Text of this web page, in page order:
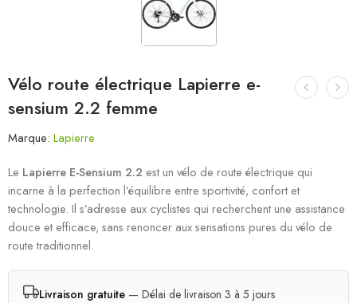
Vélo route électrique Lapierre e-
sensium 2.2 femme
Marque: Lapierre
Le Lapierre E-Sensium 2.2 est un vélo de route électrique qui
incarne à la perfection l’équilibre entre sportivité, confort et
technologie. Il s’adresse aux cyclistes qui recherchent une assistance
douce et efficace, sans renoncer aux sensations pures du vélo de
route traditionnel.
Livraison gratuite — Délai de livraison 3 à 5 jours